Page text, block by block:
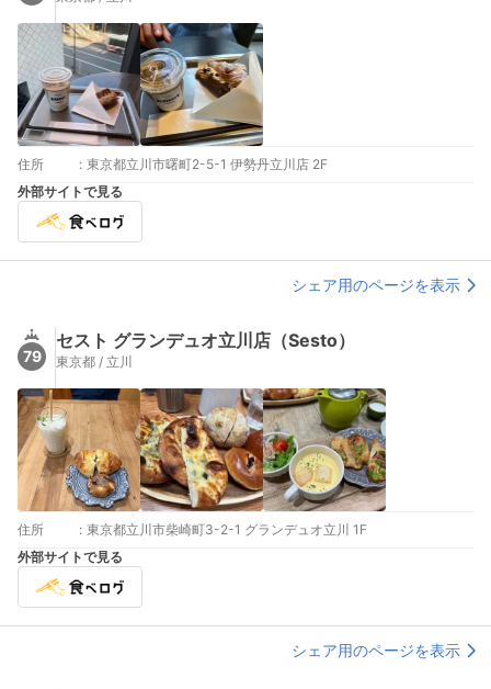
住所 : 東京都立川市曙町2-5-1 伊勢丹立川店 2F
外部サイトで見る
シェア用のページを表示
79
セスト グランデュオ立川店（Sesto）
東京都 / 立川
住所 : 東京都立川市柴崎町3-2-1 グランデュオ立川 1F
外部サイトで見る
シェア用のページを表示